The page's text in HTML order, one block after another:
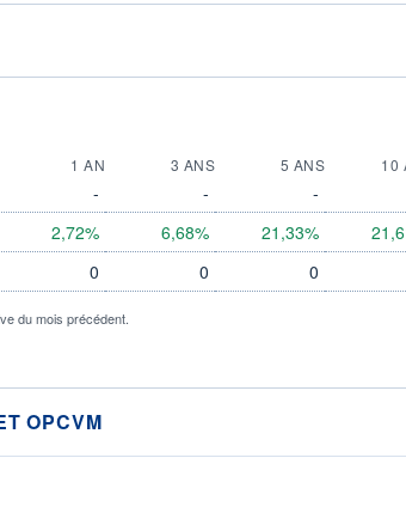
1 AN 3 ANS 5 ANS
10
- - -
2,72% 6,68% 21,33%
0 0 0
du mois précédent.
OPCVM